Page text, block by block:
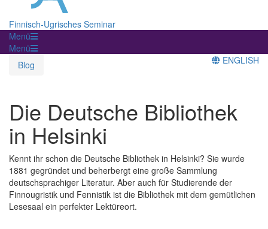
Finnisch-Ugrisches Seminar
Menü
Menü
Blog
ENGLISH
Die Deutsche Bibliothek
in Helsinki
Kennt ihr schon die Deutsche Bibliothek in Helsinki? Sie wurde
1881 gegründet und beherbergt eine große Sammlung
deutschsprachiger Literatur. Aber auch für Studierende der
Finnougristik und Fennistik ist die Bibliothek mit dem gemütlichen
Lesesaal ein perfekter Lektüreort.